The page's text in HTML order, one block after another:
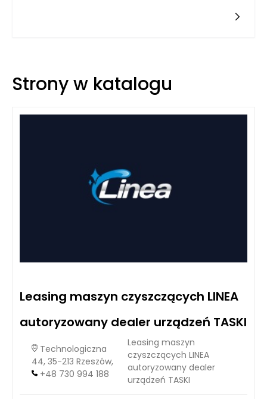
Strony w katalogu
Leasing maszyn czyszczących LINEA
autoryzowany dealer urządzeń TASKI
Technologiczna
44, 35-213 Rzeszów,
+48 730 994 188
Leasing maszyn
czyszczących LINEA
autoryzowany dealer
urządzeń TASKI